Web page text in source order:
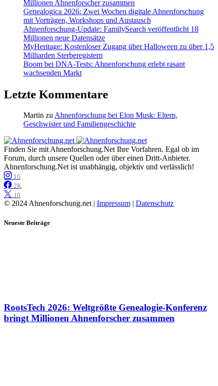
Millionen Ahnenforscher zusammen
Genealogica 2026: Zwei Wochen digitale Ahnenforschung
mit Vorträgen, Workshops und Austausch
Ahnenforschung-Update: FamilySearch veröffentlicht 18
Millionen neue Datensätze
MyHeritage: Kostenloser Zugang über Halloween zu über 1,5
Milliarden Sterberegistern
Boom bei DNA-Tests: Ahnenforschung erlebt rasant
wachsenden Markt
Letzte Kommentare
Martin zuAhnenforschung bei Elon Musk: Eltern,
Geschwister und Familiengeschichte
Finden Sie mit Ahnenforschung.Net Ihre Vorfahren. Egal ob im
Forum, durch unsere Quellen oder über einen Dritt-Anbieter.
Ahnenforschung.Net ist unabhängig, objektiv und verlässlich!
10
2K
10
© 2024 Ahnenforschung.net | Impressum Datenschutz
Neueste Beiträge
RootsTech 2026: Weltgrößte Genealogie-Konferenz
bringt Millionen Ahnenforscher zusammen